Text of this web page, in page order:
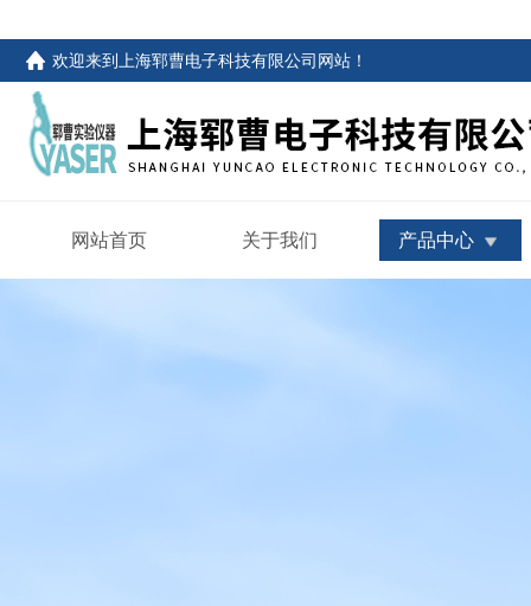
欢迎来到 上海郓曹电子科技有限公司网站 ！
网站首页 关于我们 产品中心